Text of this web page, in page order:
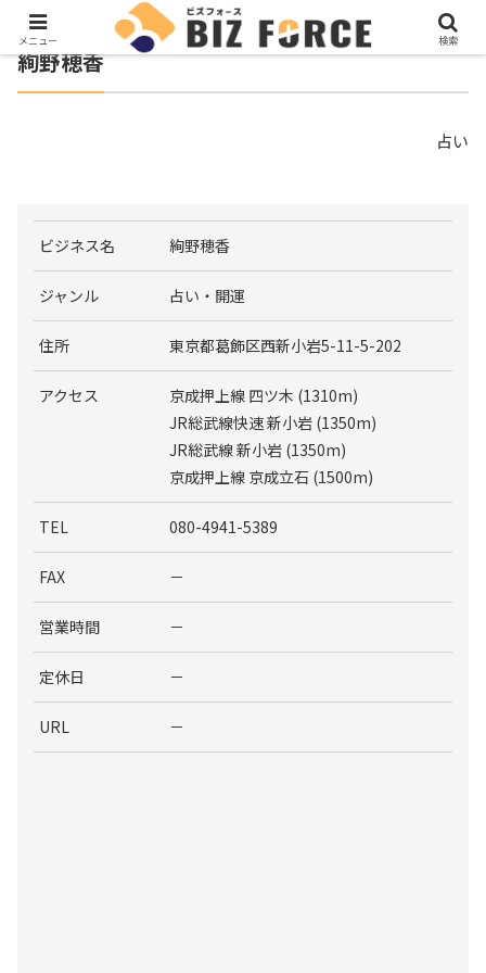
絢野穂香
占い
ビジネス名 絢野穂香
ジャンル 占い・開運
住所 東京都葛飾区西新小岩5-11-5-202
アクセス
京成押上線 四ツ木 (1310m)
JR総武線快速 新小岩 (1350m)
JR総武線 新小岩 (1350m)
京成押上線 京成立石 (1500m)
TEL 080-4941-5389
FAX －
営業時間 －
定休日 －
URL －
メニュー 検索